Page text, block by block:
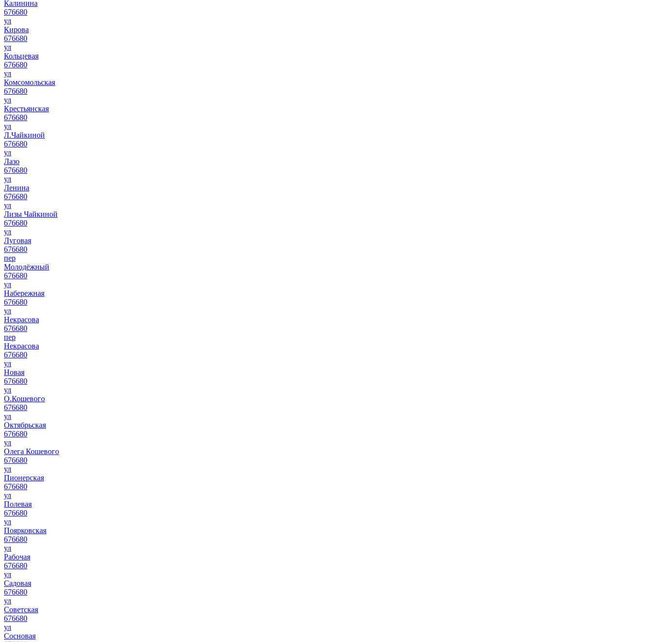
Калинина
676680
ул
Кирова
676680
ул
Кольцевая
676680
ул
Комсомольская
676680
ул
Крестьянская
676680
ул
Л.Чайкиной
676680
ул
Лазо
676680
ул
Ленина
676680
ул
Лизы Чайкиной
676680
ул
Луговая
676680
пер
Молодёжный
676680
ул
Набережная
676680
ул
Некрасова
676680
пер
Некрасова
676680
ул
Новая
676680
ул
О.Кошевого
676680
ул
Октябрьская
676680
ул
Олега Кошевого
676680
ул
Пионерская
676680
ул
Полевая
676680
ул
Поярковская
676680
ул
Рабочая
676680
ул
Садовая
676680
ул
Советская
676680
ул
Сосновая